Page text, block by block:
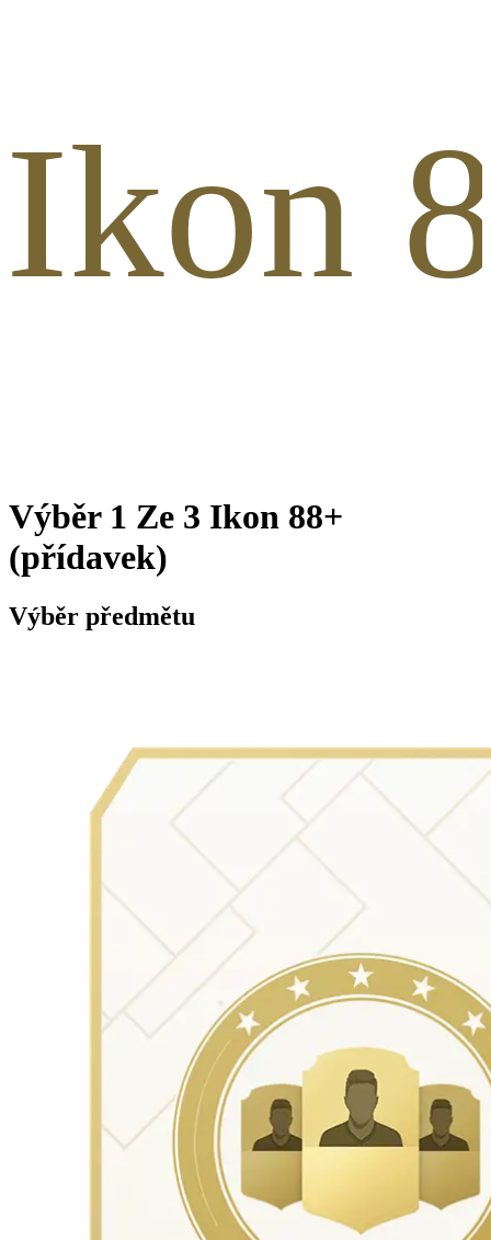
Výběr 1 Ze 3 Ikon 88+
(přídavek)
Výběr předmětu